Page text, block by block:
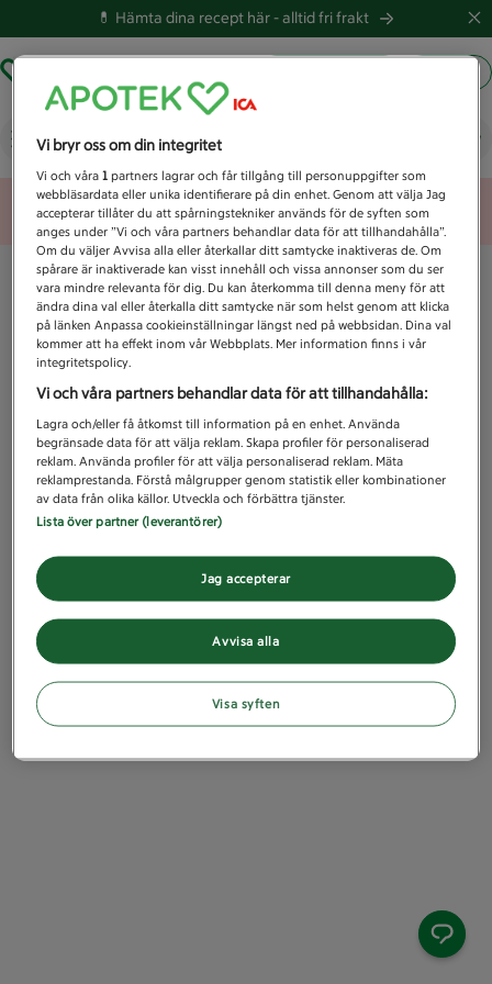
💊 Hämta dina recept här -alltid fri frakt
Vad letar du efter idag?
Unknown error
Vi bryr oss om din integritet
Vi och våra1 partners lagrar och får tillgång till personuppgifter som
webbläsardata eller unika identifierare på din enhet. Genom att välja Jag
accepterar tillåter du att spårningstekniker används för de syften som
anges under ”Vi och våra partners behandlar data för att tillhandahålla”.
Om du väljer Avvisa alla eller återkallar ditt samtycke inaktiveras de. Om
spårare är inaktiverade kan visst innehåll och vissa annonser som du ser
vara mindre relevanta för dig. Du kan återkomma till denna meny för att
ändra dina val eller återkalla ditt samtycke när som helst genom att klicka
på länken Anpassa cookieinställningar längst ned på webbsidan. Dina val
kommer att ha effekt inom vår Webbplats. Mer information finns i vår
integritetspolicy.
Vi och våra partners behandlar data för att tillhandahålla:
Lagra och/eller få åtkomst till information på en enhet. Använda
begränsade data för att välja reklam. Skapa profiler för personaliserad
reklam. Använda profiler för att välja personaliserad reklam. Mäta
reklamprestanda. Förstå målgrupper genom statistik eller kombinationer
av data från olika källor. Utveckla och förbättra tjänster.
Lista över partner (leverantörer)
Avvisa alla
Jag accepterar
Visa syften